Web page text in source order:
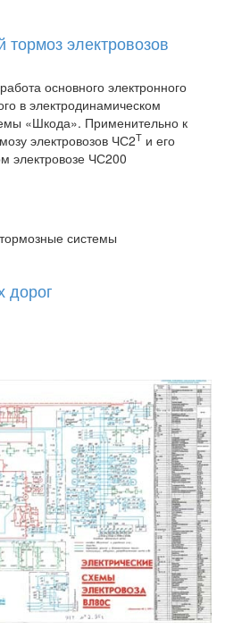
тормоз электровозов
основного электронного
в электродинамическом
«Шкода». Применительно к
электровозов ЧС2Т и его
электровозе ЧС200
системы
дорог